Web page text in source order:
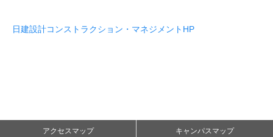
日建設計コンストラクション・マネジメントHP
アクセスマップ キャンパスマップ